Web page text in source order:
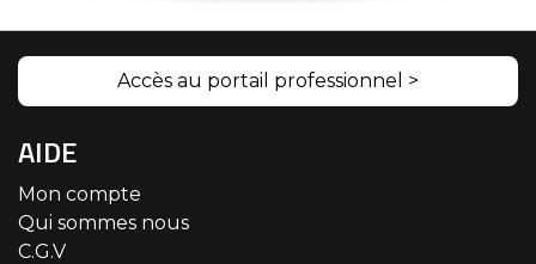
Accès au portail professionnel >
AIDE
Mon compte
Qui sommes nous
C.G.V